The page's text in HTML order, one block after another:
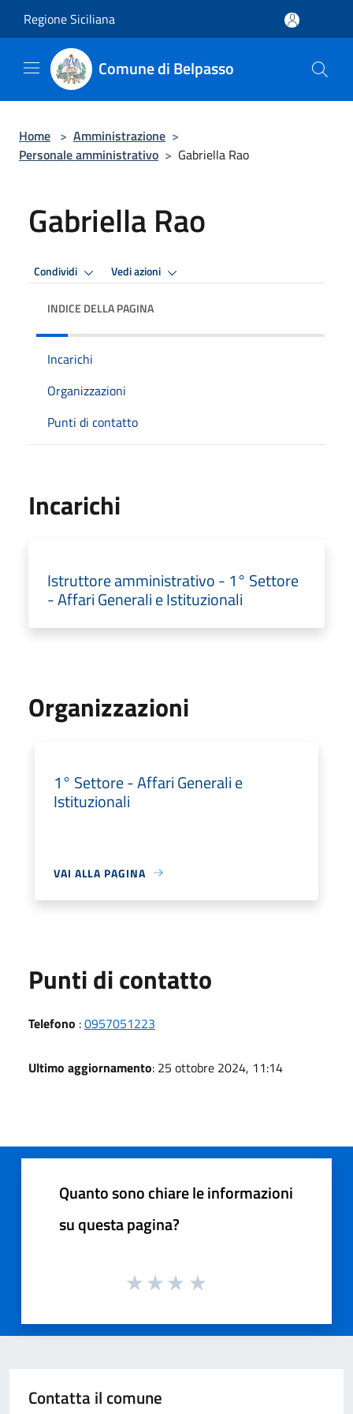
Regione Siciliana
Comune di Belpasso
Home > Amministrazione >
Personale amministrativo > Gabriella Rao
Gabriella Rao
Condividi Vedi azioni
INDICE DELLA PAGINA
Incarichi
Organizzazioni
Punti di contatto
Incarichi
Istruttore amministrativo - 1° Settore
- Affari Generali e Istituzionali
Organizzazioni
1° Settore - Affari Generali e
Istituzionali
VAI ALLA PAGINA
Punti di contatto
Telefono :0957051223
Ultimo aggiornamento: 25 ottobre 2024, 11:14
Quanto sono chiare le informazioni
su questa pagina?
Contatta il comune